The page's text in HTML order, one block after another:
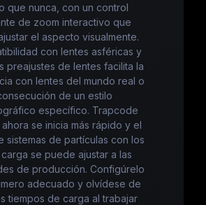
que nunca, con un control
de zoom interactivo que
el aspecto visualmente.
con lentes asféricas y
preajustes de lentes facilita la
con lentes del mundo real o
de un estilo
específico. Trapcode
ahora se inicia más rápido y el
sistemas de partículas con los
se puede ajustar a las
de producción. Configúrelo
adecuado y olvídese de
tiempos de carga al trabajar